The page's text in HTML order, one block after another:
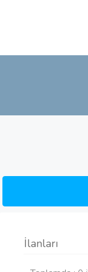
İlanları